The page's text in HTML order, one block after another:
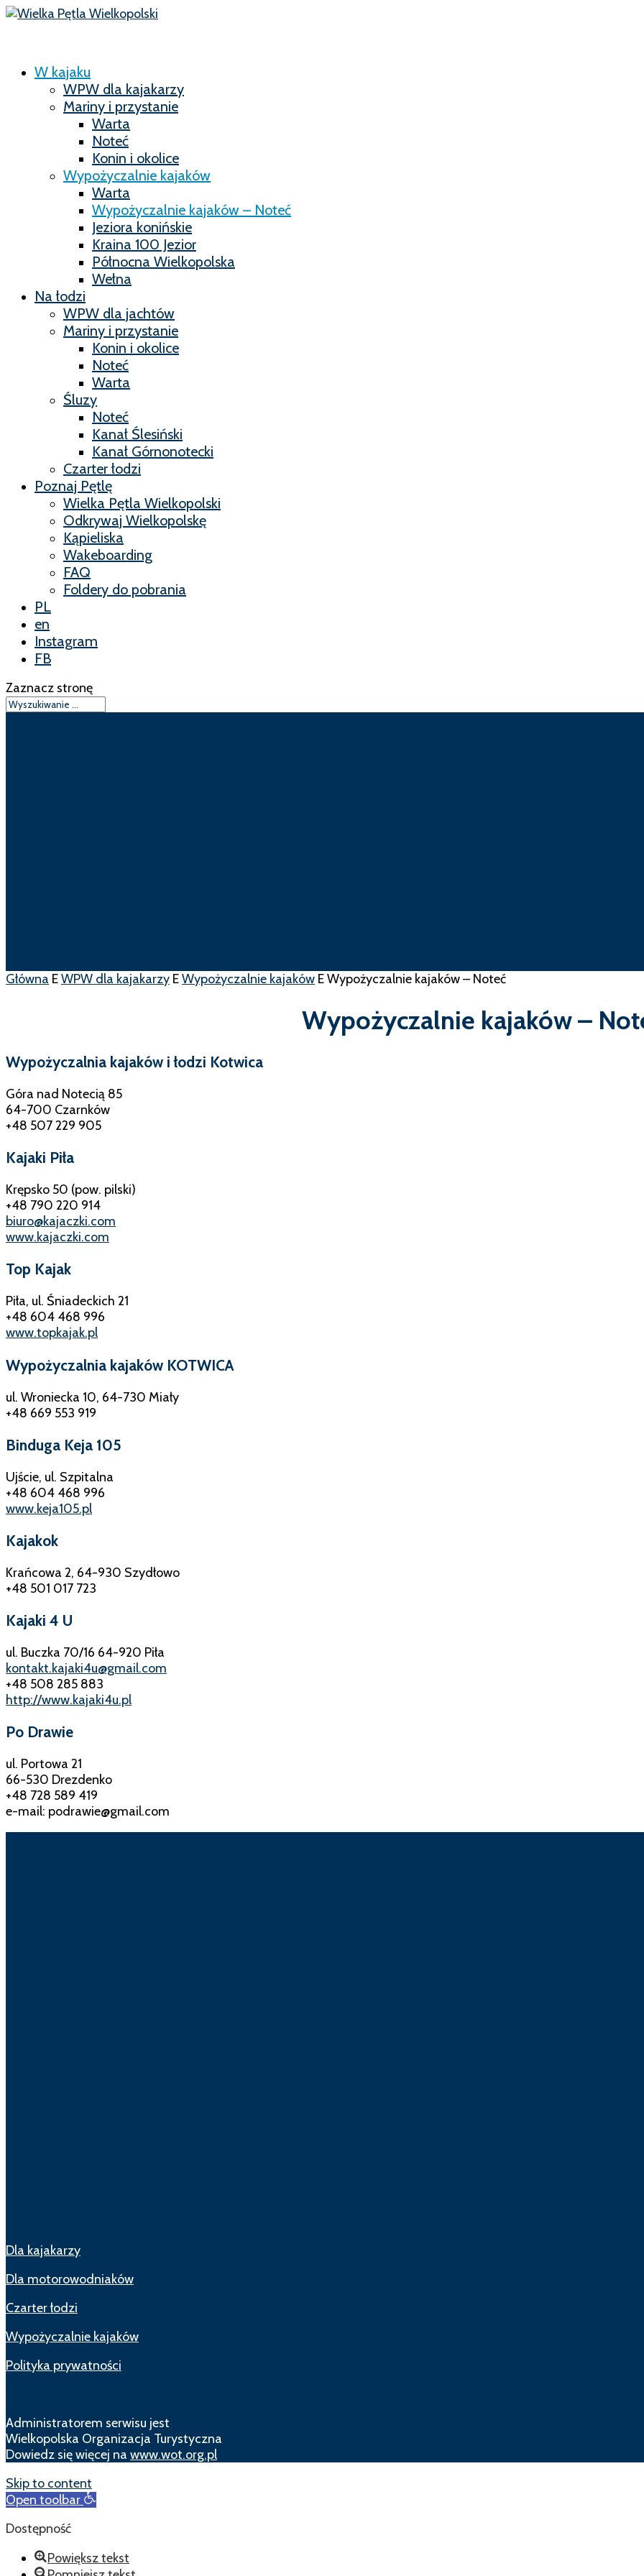
W kajaku
WPW dla kajakarzy
Mariny i przystanie
Warta
Noteć
Konin i okolice
Wypożyczalnie kajaków
Warta
Wypożyczalnie kajaków – Noteć
Jeziora konińskie
Kraina 100 Jezior
Północna Wielkopolska
Wełna
Na łodzi
WPW dla jachtów
Mariny i przystanie
Konin i okolice
Noteć
Warta
Śluzy
Noteć
Kanał Ślesiński
Kanał Górnonotecki
Czarter łodzi
Poznaj Pętlę
Wielka Pętla Wielkopolski
Odkrywaj Wielkopolskę
Kąpieliska
Wakeboarding
FAQ
Foldery do pobrania
PL
en
Instagram
FB
Zaznacz stronę
Główna EWPW dla kajakarzy EWypożyczalnie kajaków EWypożyczalnie kajaków – Noteć
Wypożyczalnie kajaków –
Wypożyczalnia kajaków i łodzi Kotwica
Góra nad Notecią 85
64-700 Czarnków
+48 507 229 905
Kajaki Piła
Krępsko 50 (pow. pilski)
+48 790 220 914
biuro@kajaczki.com
www.kajaczki.com
Top Kajak
Piła, ul. Śniadeckich 21
+48 604 468 996
www.topkajak.pl
Wypożyczalnia kajaków KOTWICA
ul. Wroniecka 10, 64-730 Miały
+48 669 553 919
Binduga Keja 105
Ujście, ul. Szpitalna
+48 604 468 996
www.keja105.pl
Kajakok
Krańcowa 2, 64-930 Szydłowo
+48 501 017 723
Kajaki 4 U
ul. Buczka 70/16 64-920 Piła
kontakt.kajaki4u@gmail.com
+48 508 285 883
http://www.kajaki4u.pl
Po Drawie
ul. Portowa 21
66-530 Drezdenko
+48 728 589 419
e-mail: podrawie@gmail.com
Dla kajakarzy
Dla motorowodniaków
Czarter łodzi
Wypożyczalnie kajaków
Polityka prywatności
Administratorem serwisu jest
Wielkopolska Organizacja Turystyczna
Dowiedz się więcej na www.wot.org.pl
Skip to content
Open toolbar
Dostępność
Powiększ tekst